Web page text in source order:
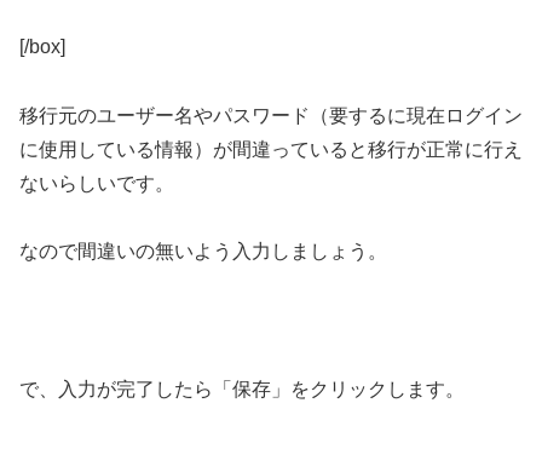
[/box]
移行元のユーザー名やパスワード（要するに現在ログイン
に使用している情報）が間違っていると移行が正常に行え
ないらしいです。
なので間違いの無いよう入力しましょう。
で、入力が完了したら「保存」をクリックします。